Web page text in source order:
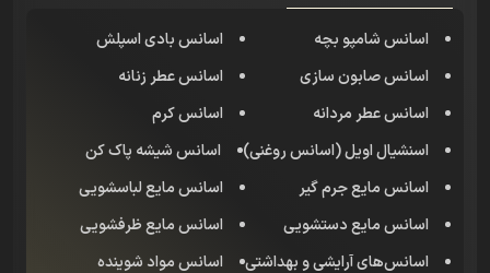
اسانس شامپو بچه
اسانس بادی اسپلش
اسانس صابون سازی
اسانس عطر زنانه
اسانس عطر مردانه
اسانس کرم
اسنشیال اویل (اسانس روغنی)
اسانس شیشه پاک کن
اسانس مایع جرم گیر
اسانس مایع لباسشویی
اسانس مایع دستشویی
اسانس مایع ظرفشویی
اسانس‌های آرایشی و بهداشتی
اسانس مواد شوینده